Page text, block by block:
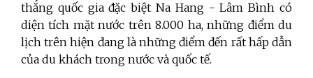
thắng quốc gia đặc biệt Na Hang - Lâm Bình có
diện tích mặt nước trên 8.000 ha, những điểm du
lịch trên hiện đang là những điểm đến rất hấp dẫn
của du khách trong nước và quốc tế.